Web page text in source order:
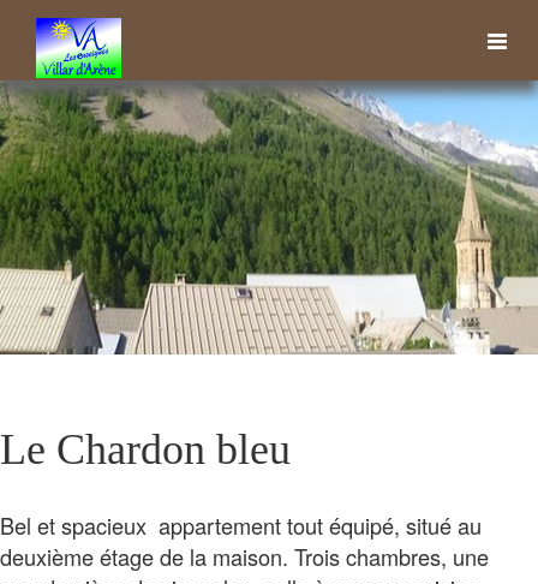
Le Chardon bleu
Bel et spacieux appartement tout équipé, situé au
deuxième étage de la maison. Trois chambres, une